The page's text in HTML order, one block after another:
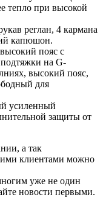
тепло при высокой
реглан, 4 кармана
капюшон.
пояс с
на G-
высокий пояс,
для
усиленный
защиты от
а так
клиентами можно
уже не один
новости первыми.